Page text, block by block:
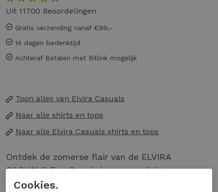
Uit 11700 Beoordelingen
Gratis verzending vanaf €99,-
14 dagen bedenktijd
Achteraf Betalen met Billink mogelijk
Toon alles van Elvira Casuals
Naar alle shirts en tops
Naar alle Elvira Casuals shirts en tops
Ontdek de zomerse flair van de ELVIRA
CASUALS Top Guusje in een prachtige
zandkleur. Perfect voor een zonnige dag in de
Cookies.